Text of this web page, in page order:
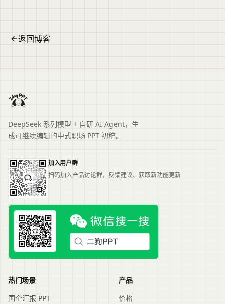
返回博客
DeepSeek 系列模型 + 自研 AI Agent，生
成可继续编辑的中式职场 PPT 初稿。
加入用户群
扫码加入产品讨论群，反馈建议、获取新功能更新
热门场景
国企汇报 PPT
产品
价格